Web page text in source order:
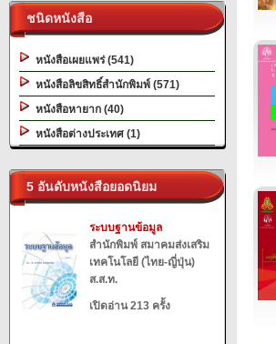
ชนิดหนังสือ
หนังสือเผยแพร่ (541)
หนังสือลิขสิทธิ์สำนักพิมพ์ (571)
หนังสือหายาก (40)
หนังสือต่างประเทศ (1)
5 อันดับหนังสือยอดนิยม
ระบบฐานข้อมูล
สำนักพิมพ์ สมาคมส่งเสริม
เทคโนโลยี (ไทย-ญี่ปุ่น)
ส.ส.ท.
เปิดอ่าน 213 ครั้ง